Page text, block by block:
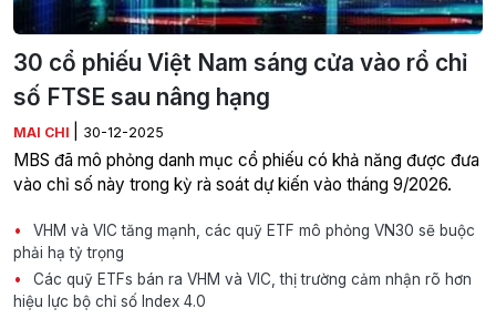
30 cổ phiếu Việt Nam sáng cửa vào rổ chỉ
số FTSE sau nâng hạng
MAI CHI 30-12-2025
MBS đã mô phỏng danh mục cổ phiếu có khả năng được đưa
vào chỉ số này trong kỳ rà soát dự kiến vào tháng 9/2026.
VHM và VIC tăng mạnh, các quỹ ETF mô phỏng VN30 sẽ buộc
phải hạ tỷ trọng
Các quỹ ETFs bán ra VHM và VIC, thị trường cảm nhận rõ hơn
hiệu lực bộ chỉ số Index 4.0